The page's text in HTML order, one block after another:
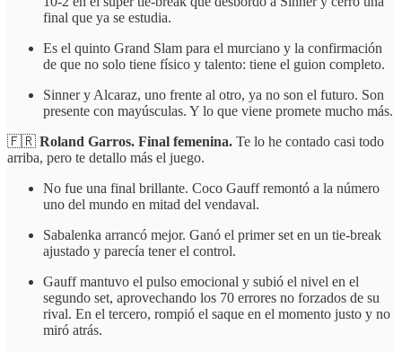
final que ya se estudia.
Es el quinto Grand Slam para el murciano y la confirmación
de que no solo tiene físico y talento: tiene el guion completo.
Sinner y Alcaraz, uno frente al otro, ya no son el futuro. Son
presente con mayúsculas. Y lo que viene promete mucho más.
🇫🇷 Roland Garros. Final femenina. Te lo he contado casi todo
arriba, pero te detallo más el juego.
No fue una final brillante. Coco Gauff remontó a la número
uno del mundo en mitad del vendaval.
Sabalenka arrancó mejor. Ganó el primer set en un tie-break
ajustado y parecía tener el control.
Gauff mantuvo el pulso emocional y subió el nivel en el
segundo set, aprovechando los 70 errores no forzados de su
rival. En el tercero, rompió el saque en el momento justo y no
miró atrás.